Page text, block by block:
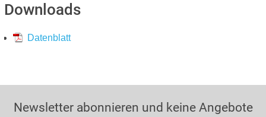
Downloads
Datenblatt
Newsletter abonnieren und keine Angebote